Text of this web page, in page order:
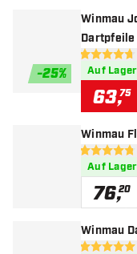
-25%
Winmau
Dartpfeile
4.7
Auf Lager
63,75
Winmau
4.8
Auf Lager
76,20
Winmau
5